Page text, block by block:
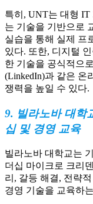
특히, UNT는 대형
는 기술을 기반으로
실습을 통해 실제 프
있다. 또한, 디지털
한 기술을 공식적으
(LinkedIn)과 같은 온
쟁력을 높일 수 있다.
9. 빌라노바 대학
십 및 경영 교육
빌라노바 대학교는
더십 마이크로 크리
리, 갈등 해결, 전략
경영 기술을 교육하